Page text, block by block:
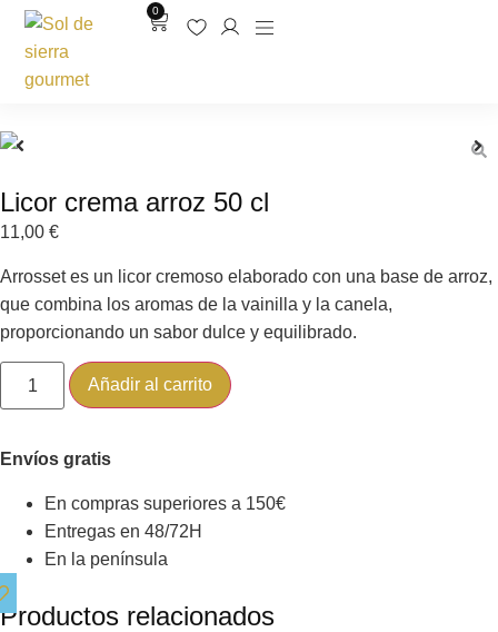
0
Licor crema arroz 50 cl
11,00 €
Arrosset es un licor cremoso elaborado con una base de arroz,
que combina los aromas de la vainilla y la canela,
proporcionando un sabor dulce y equilibrado.
Añadir al carrito
Envíos gratis
En compras superiores a 150€
Entregas en 48/72H
En la península
Productos relacionados